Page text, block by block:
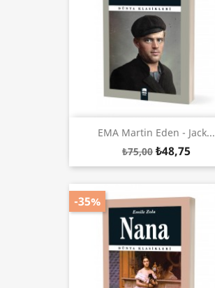
EMA Martin Eden - Jack...
₺75,00 ₺48,75
-35%